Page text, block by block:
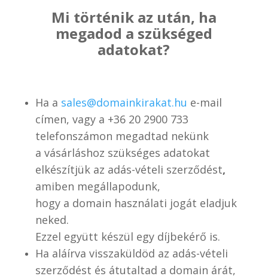
Mi történik az után, ha
megadod a szükséged
adatokat?
Ha a sales@domainkirakat.hu e-mail
címen, vagy a +36 20 2900 733
telefonszámon megadtad nekünk
a vásárláshoz szükséges adatokat
elkészítjük az adás-vételi szerződést,
amiben megállapodunk,
hogy a domain használati jogát eladjuk
neked.
Ezzel együtt készül egy díjbekérő is.
Ha aláírva visszaküldöd az adás-vételi
szerződést és átutaltad a domain árát,